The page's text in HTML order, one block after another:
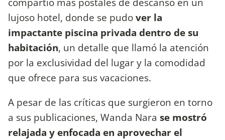
lujoso hotel, donde se pudover la
impactante piscina privada dentro de su
habitación, un detalle que llamó la atención
por la exclusividad del lugar y la comodidad
que ofrece para sus vacaciones.
A pesar de las críticas que surgieron en torno
a sus publicaciones, Wanda Nara se mostró
relajada y enfocada en aprovechar el